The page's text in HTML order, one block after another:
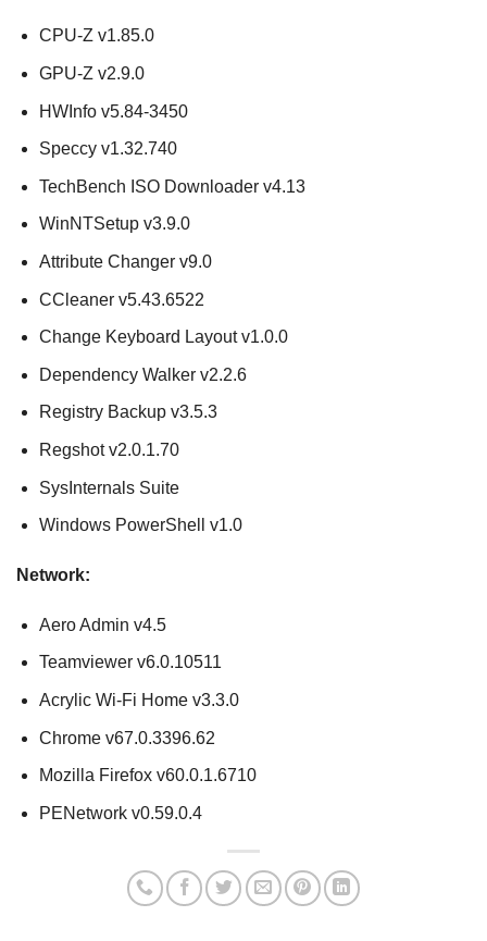
CPU-Z v1.85.0
GPU-Z v2.9.0
HWInfo v5.84-3450
Speccy v1.32.740
TechBench ISO Downloader v4.13
WinNTSetup v3.9.0
Attribute Changer v9.0
CCleaner v5.43.6522
Change Keyboard Layout v1.0.0
Dependency Walker v2.2.6
Registry Backup v3.5.3
Regshot v2.0.1.70
SysInternals Suite
Windows PowerShell v1.0
Network:
Aero Admin v4.5
Teamviewer v6.0.10511
Acrylic Wi-Fi Home v3.3.0
Chrome v67.0.3396.62
Mozilla Firefox v60.0.1.6710
PENetwork v0.59.0.4